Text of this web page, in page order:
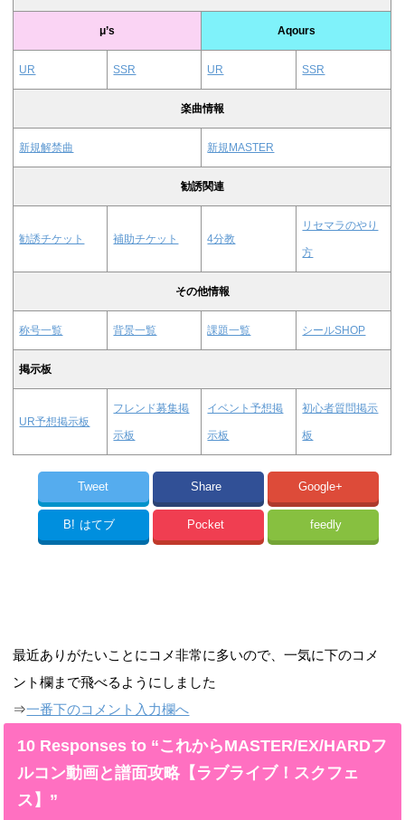
μ’s Aqours
UR SSR UR SSR
楽曲情報
新規解禁曲 新規MASTER
勧誘関連
勧誘チケット 補助チケット 4分教
リセマラのやり
方
その他情報
称号一覧 背景一覧 課題一覧 シールSHOP
掲示板
UR予想掲示板
フレンド募集掲
示板
イベント予想掲
示板
初心者質問掲示
板
Tweet Share Google+
B! はてブ Pocket feedly
最近ありがたいことにコメ非常に多いので、一気に下のコメ
ント欄まで飛べるようにしました
⇒一番下のコメント入力欄へ
10 Responses to “これからMASTER/EX/HARDフ
ルコン動画と譜面攻略【ラブライブ！スクフェ
ス】”